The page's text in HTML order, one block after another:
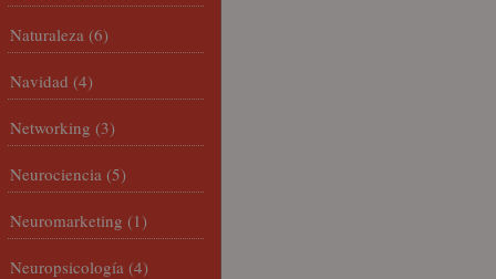
Naturaleza (6)
Navidad (4)
Networking (3)
Neurociencia (5)
Neuromarketing (1)
Neuropsicología (4)